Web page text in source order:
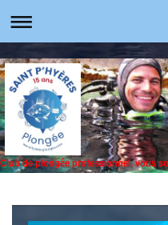
Club de plongée professionnel, vous